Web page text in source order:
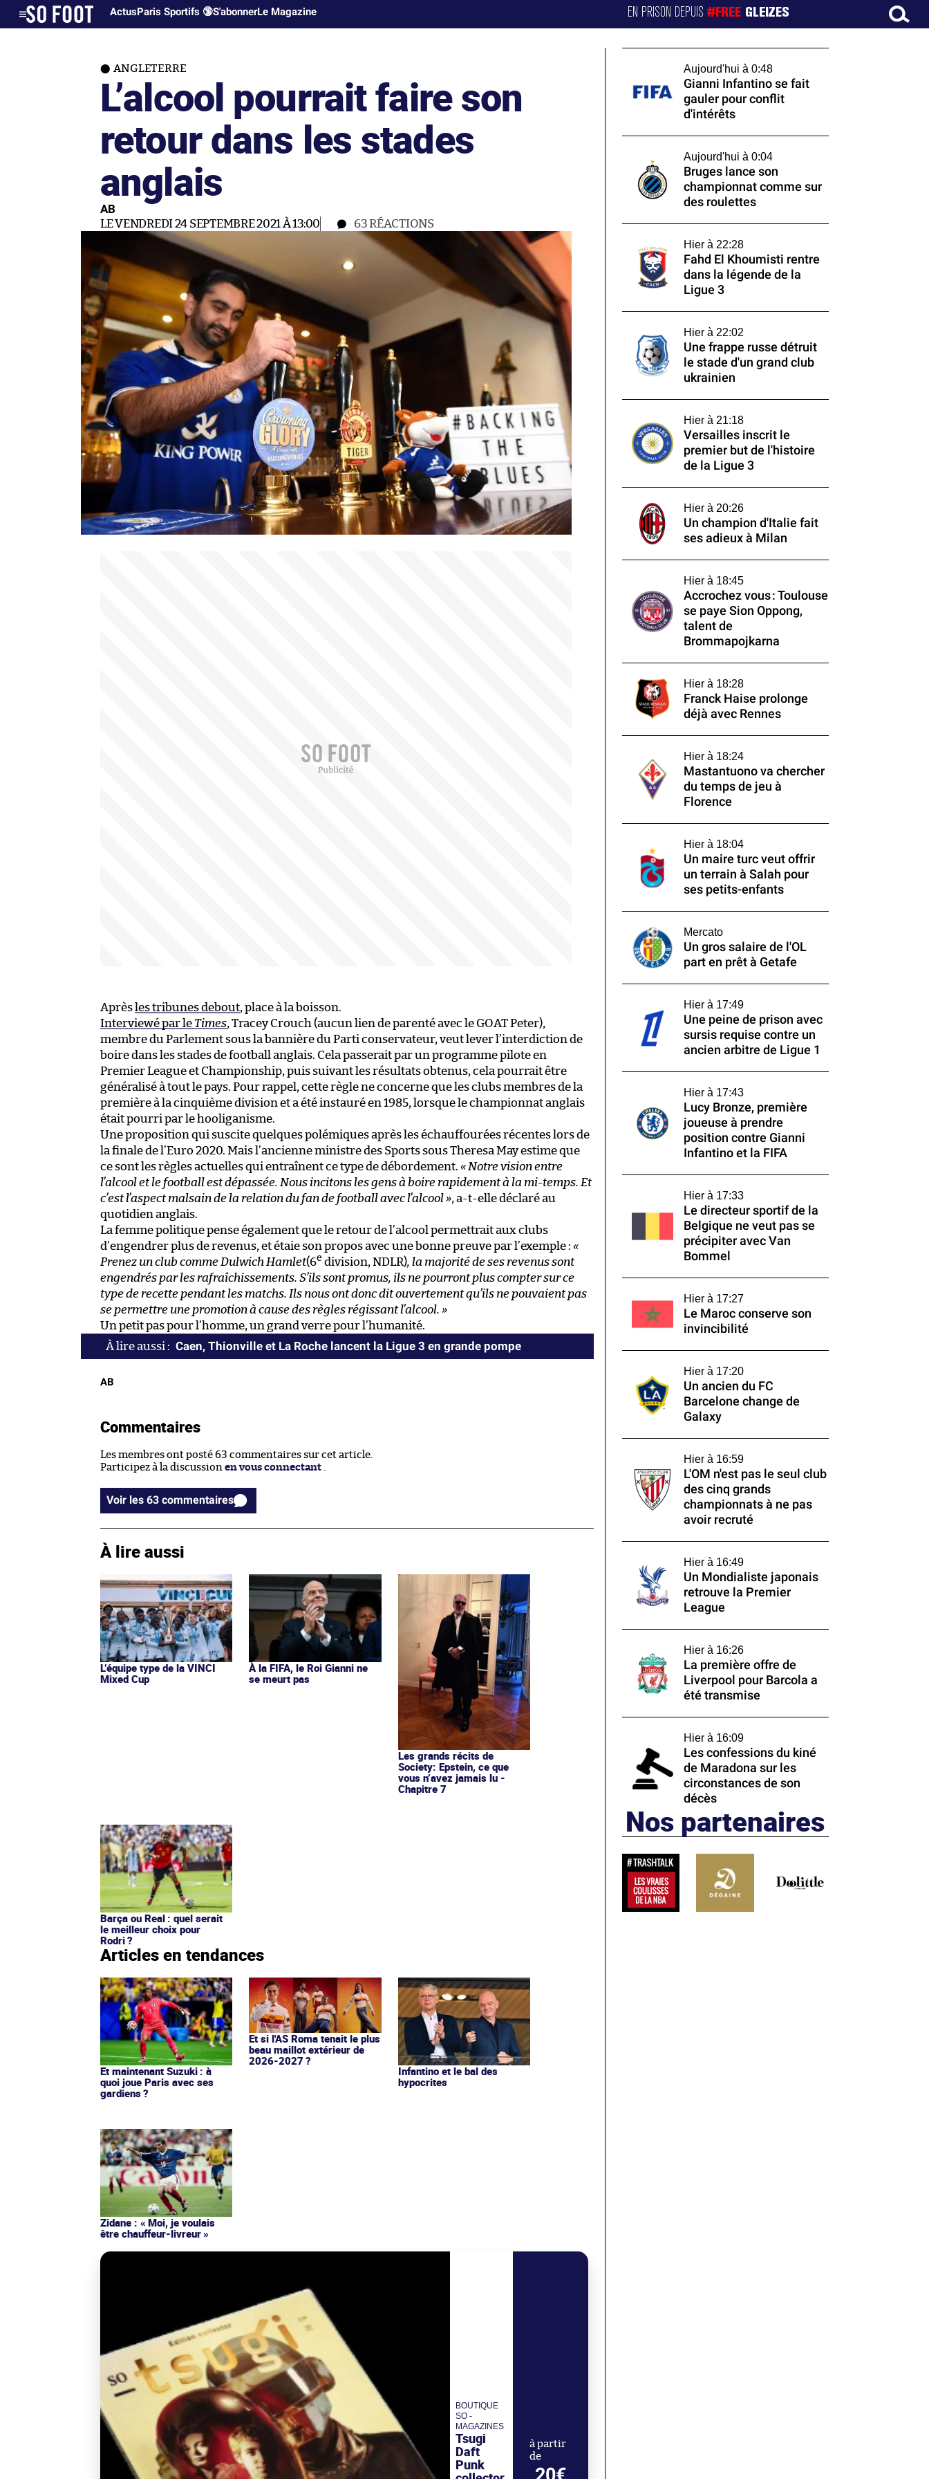
ActusParis Sportifs 🔞S'abonnerLe Magazine EN PRISON DEPUIS#FREE GLEIZES
ANGLETERRE
L’alcool pourrait faire son
retour dans les stades
anglais
AB
LE VENDREDI 24 SEPTEMBRE 2021 À 13:00 63RÉACTIONS
Après les tribunes debout, place à la boisson.
Interviewé par le Times, Tracey Crouch (aucun lien de parenté avec le GOAT Peter),
membre du Parlement sous la bannière du Parti conservateur, veut lever l’interdiction de
boire dans les stades de football anglais. Cela passerait par un programme pilote en
Premier League et Championship, puis suivant les résultats obtenus, cela pourrait être
généralisé à tout le pays. Pour rappel, cette règle ne concerne que les clubs membres de la
première à la cinquième division et a été instauré en 1985, lorsque le championnat anglais
était pourri par le hooliganisme.
Une proposition qui suscite quelques polémiques après les échauffourées récentes lors de
la finale de l’Euro 2020. Mais l’ancienne ministre des Sports sous Theresa May estime que
ce sont les règles actuelles qui entraînent ce type de débordement. « Notre vision entre
l’alcool et le football est dépassée. Nous incitons les gens à boire rapidement à la mi-temps. Et
c’est l’aspect malsain de la relation du fan de football avec l’alcool », a-t-elle déclaré au
quotidien anglais.
La femme politique pense également que le retour de l’alcool permettrait aux clubs
d’engendrer plus de revenus, et étaie son propos avec une bonne preuve par l’exemple : «
Prenez un club comme Dulwich Hamlet(6e division, NDLR), la majorité de ses revenus sont
engendrés par les rafraîchissements. S’ils sont promus, ils ne pourront plus compter sur ce
type de recette pendant les matchs. Ils nous ont donc dit ouvertement qu’ils ne pouvaient pas
se permettre une promotion à cause des règles régissant l’alcool. »
Un petit pas pour l’homme, un grand verre pour l’humanité.
Caen, Thionville et La Roche lancent la Ligue 3 en grande pompe
AB
Commentaires
Les membres ont posté 63 commentaires sur cet article.
Participez à la discussion en vous connectant
Voir les 63 commentaires
À lire aussi
L’équipe type de la VINCI
Mixed Cup
À la FIFA, le Roi Gianni ne
se meurt pas
Les grands récits de
Society: Epstein, ce que
vous n’avez jamais lu -
Chapitre 7
Barça ou Real : quel serait
le meilleur choix pour
Rodri ?
Articles en tendances
Et maintenant Suzuki : à
quoi joue Paris avec ses
gardiens ?
Et si l'AS Roma tenait le plus
beau maillot extérieur de
2026-2027 ?
Infantino et le bal des
hypocrites
Zidane : « Moi, je voulais
être chauffeur-livreur »
BOUTIQUE
SO -
MAGAZINES
Tsugi
Daft
Punk
à partir
de
Aujourd'hui à 0:48
Gianni Infantino se fait
gauler pour conflit
d'intérêts
Aujourd'hui à 0:04
Bruges lance son
championnat comme sur
des roulettes
Hier à 22:28
Fahd El Khoumisti rentre
dans la légende de la
Ligue 3
Hier à 22:02
Une frappe russe détruit
le stade d'un grand club
ukrainien
Hier à 21:18
Versailles inscrit le
premier but de l'histoire
de la Ligue 3
Hier à 20:26
Un champion d'Italie fait
ses adieux à Milan
Hier à 18:45
Accrochez vous : Toulouse
se paye Sion Oppong,
talent de
Brommapojkarna
Hier à 18:28
Franck Haise prolonge
déjà avec Rennes
Hier à 18:24
Mastantuono va chercher
du temps de jeu à
Florence
Hier à 18:04
Un maire turc veut offrir
un terrain à Salah pour
ses petits-enfants
Mercato
Un gros salaire de l'OL
part en prêt à Getafe
Hier à 17:49
Une peine de prison avec
sursis requise contre un
ancien arbitre de Ligue 1
Hier à 17:43
Lucy Bronze, première
joueuse à prendre
position contre Gianni
Infantino et la FIFA
Hier à 17:33
Le directeur sportif de la
Belgique ne veut pas se
précipiter avec Van
Bommel
Hier à 17:27
Le Maroc conserve son
invincibilité
Hier à 17:20
Un ancien du FC
Barcelone change de
Galaxy
Hier à 16:59
L'OM n'est pas le seul club
des cinq grands
championnats à ne pas
avoir recruté
Hier à 16:49
Un Mondialiste japonais
retrouve la Premier
League
Hier à 16:26
La première offre de
Liverpool pour Barcola a
été transmise
Hier à 16:09
Les confessions du kiné
de Maradona sur les
circonstances de son
décès
Nos partenaires